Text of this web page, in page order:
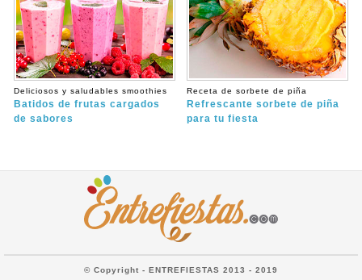
Deliciosos y saludables smoothies
Batidos de frutas cargados
de sabores
Receta de sorbete de piña
Refrescante sorbete de piña
para tu fiesta
© Copyright - ENTREFIESTAS 2013 - 2019